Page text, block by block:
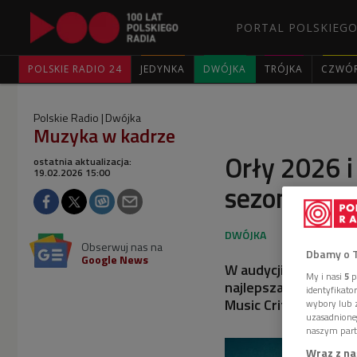
PORTAL
POLSKIE RADIO 24 JEDYNKA DWÓJKA TRÓJKA
Polskie Radio Dwójka
Muzyka w kadrze
Orły 2026
sezonie
ostatnia aktualizacja:
19.02.2026 15:00
Obserwuj nas na
Google News
W audycji
najlepsza muzyka,
Music Critics
Dbamy o
My i nasi 5
wybory lub
naszym
Wraz z